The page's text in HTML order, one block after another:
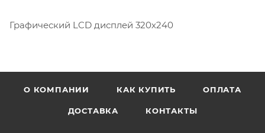
Графический LCD дисплей 320х240
О КОМПАНИИ КАК КУПИТЬ ОПЛАТА
ДОСТАВКА КОНТАКТЫ